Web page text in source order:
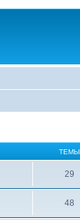
ТЕМЫ
29
48